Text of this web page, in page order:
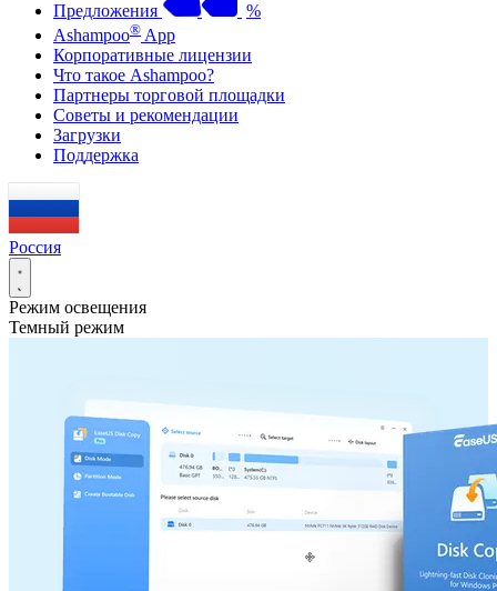
Предложения
%
Ashampoo® App
Корпоративные лицензии
Что такое Ashampoo?
Партнеры торговой площадки
Советы и рекомендации
Загрузки
Поддержка
Россия
Режим освещения
Темный режим